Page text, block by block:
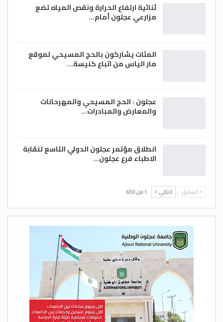
ثنائية ارتفاع الحرارة ونقص المياه تضع
مزارعي عجلون أمام…
المئات يشاركون بالحج المسيحي لموقع
مار الياس من اتباع كنيسة…
عجلون : الحج المسيحي والمهرحانات
والمعارض والمبادرات…
انطلاق مؤتمر عجلون الدولي التاسع لنقابة
الاطباء فرع عجلون…
السابق التالي 1 من 630